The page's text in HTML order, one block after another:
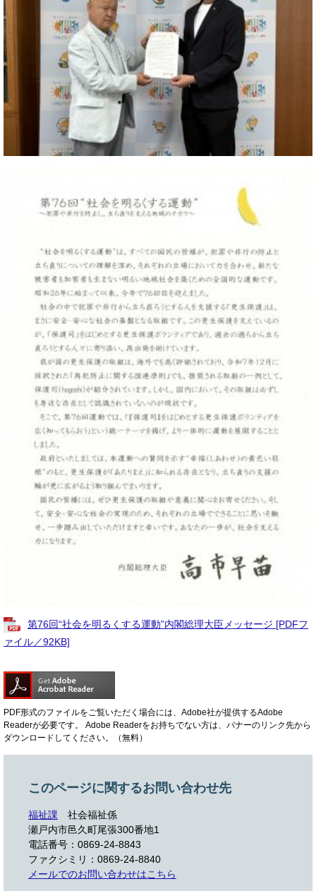
第76回“社会を明るくする運動”内閣総理大臣メッセージ [PDFフ
ァイル／92KB]
PDF形式のファイルをご覧いただく場合には、Adobe社が提供するAdobe
Readerが必要です。
Adobe Readerをお持ちでない方は、バナーのリンク先から
ダウンロードしてください。（無料）
このページに関するお問い合わせ先
福祉課
社会福祉係
瀬戸内市邑久町尾張300番地1
電話番号：0869-24-8843
ファクシミリ：0869-24-8840
メールでのお問い合わせはこちら